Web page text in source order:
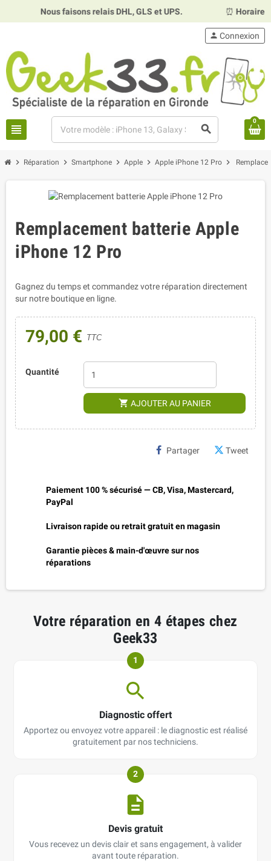
Nous faisons relais DHL, GLS et UPS. Horaires :Mardi,
view_headline search
person Connexion
0
chevron_right Réparation chevron_right Smartphone chevron_right Apple chevron_right Apple iPhone 12 Pro chevron_right
Remplacement batterie Apple
iPhone 12 Pro
Gagnez du temps et commandez votre réparation directement
sur notre boutique en ligne.
79,00 € TTC
Quantité
shopping_cart AJOUTER AU PANIER
Partager Tweet
Paiement 100 % sécurisé — CB, Visa, Mastercard,
PayPal
Livraison rapide ou retrait gratuit en magasin
Garantie pièces & main-d'œuvre sur nos
réparations
Votre réparation en 4 étapes chez
Geek33
1
Diagnostic offert
Apportez ou envoyez votre appareil : le diagnostic est réalisé
gratuitement par nos techniciens.
2
Devis gratuit
Vous recevez un devis clair et sans engagement, à valider
avant toute réparation.